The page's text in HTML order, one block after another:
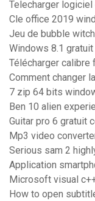
Telecharger
Cle office 2019
Jeu de bubble
Windows 8.1
Télécharger calibre
Comment changer
7 zip 64 bits
Ben 10 alien
Guitar pro 6 gratuit
Mp3 video
Serious sam 2
Application
Microsoft visual
How to open